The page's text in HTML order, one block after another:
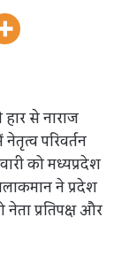
से नाराज
परिवर्तन
को मध्यप्रदेश
ने प्रदेश
प्रतिपक्ष और